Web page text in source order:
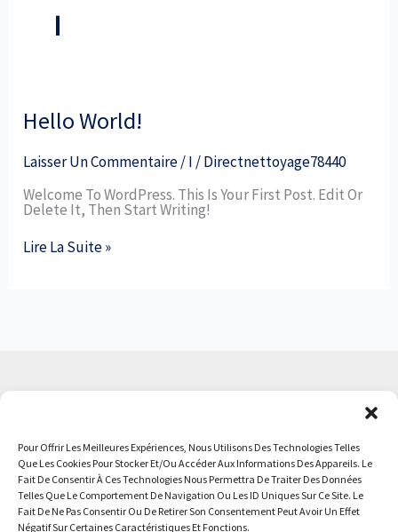
Pour Offrir Les Meilleures Expériences, Nous Utilisons Des Technologies Telles
Que Les Cookies Pour Stocker Et/ou Accéder Aux Informations Des Appareils. Le
Fait De Consentir À Ces Technologies Nous Permettra De Traiter Des Données
Telles Que Le Comportement De Navigation Ou Les ID Uniques Sur Ce Site. Le
Fait De Ne Pas Consentir Ou De Retirer Son Consentement Peut Avoir Un Effet
Négatif Sur Certaines Caractéristiques Et Fonctions.
I
Hello World!
Laisser Un Commentaire/I /Directnettoyage78440
Welcome To WordPress. This Is Your First Post. Edit Or
Delete It, Then Start Writing!
Hello
World!
Lire La Suite »
Mentions Légales
Politique De Cookies